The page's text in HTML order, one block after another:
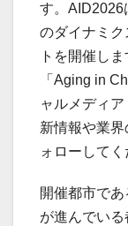
す。AID2026
のダイナミ
トを開催し
「Aging in
ャルメディ
新情報や業
ォローしてく
開催都市で
が進んでい